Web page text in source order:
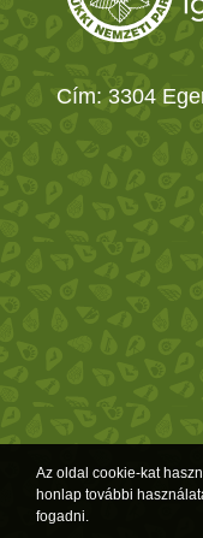
Cím: 3304
Az oldal cookie-kat
honlap további
fogadni.